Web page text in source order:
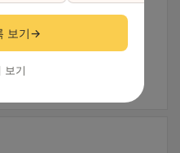
보기→
보기